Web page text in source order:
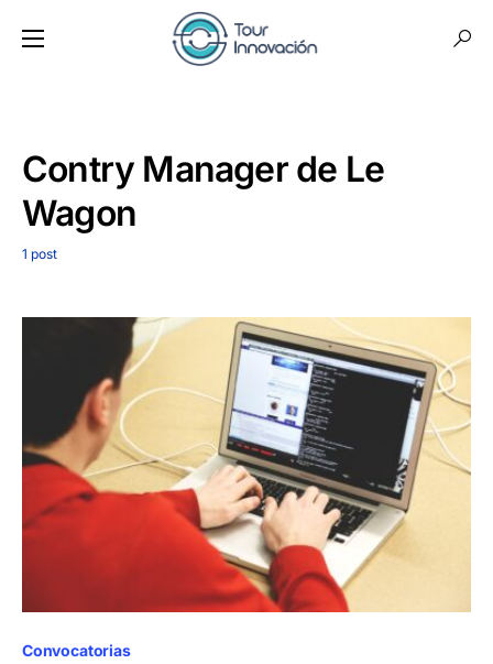
Contry Manager de Le
Wagon
1 post
Convocatorias